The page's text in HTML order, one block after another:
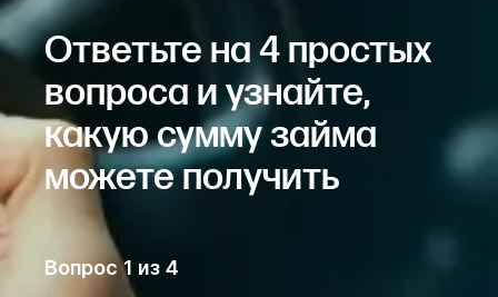
Ответьте на 4 простых
вопроса и узнайте,
какую сумму займа
можете получить
Вопрос1 из 4